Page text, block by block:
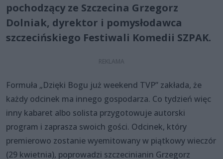
pochodzący ze Szczecina Grzegorz
Dolniak, dyrektor i pomysłodawca
szczecińskiego Festiwali Komedii SZPAK.
Formuła „Dzięki Bogu już weekend TVP” zakłada, że
każdy odcinek ma innego gospodarza. Co tydzień więc
inny kabaret albo solista przygotowuje autorski
program i zaprasza swoich gości. Odcinek, który
premierowo zostanie wyemitowany w piątkowy wieczór
(29 kwietnia), poprowadzi szczecinianin Grzegorz